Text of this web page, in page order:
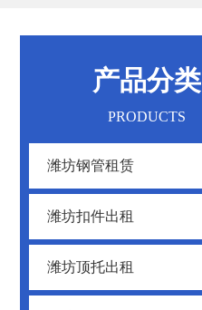
产品分类
PRODUCTS
潍坊钢管租赁
潍坊扣件出租
潍坊顶托出租